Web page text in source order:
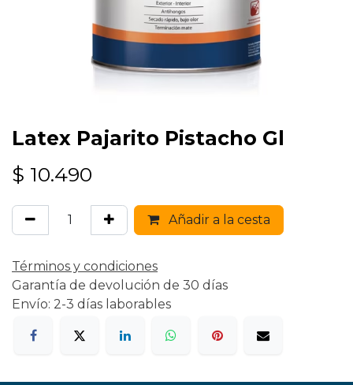
Latex Pajarito Pistacho Gl
$ 10.490
Añadir a la cesta
Términos y condiciones
Garantía de devolución de 30 días
Envío: 2-3 días laborables